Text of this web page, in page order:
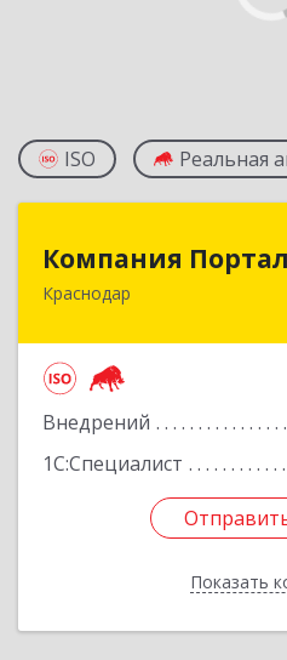
ISO Реальная
Компания
Краснодар
Внедрений
1С:Специалист
Показать
350020,